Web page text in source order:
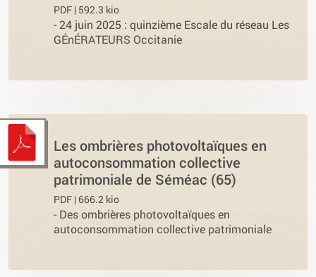
PDF | 592.3 kio
-24 juin 2025 : quinzième Escale du réseau Les
GÉnÉRATEURS Occitanie
Les ombrières photovoltaïques en
autoconsommation collective
patrimoniale de Séméac (65)
PDF | 666.2 kio
- Des ombrières photovoltaïques en
autoconsommation collective patrimoniale